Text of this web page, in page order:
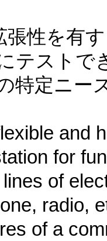
張性を有
テストで
特定ニー
and
for
of
radio,
of a